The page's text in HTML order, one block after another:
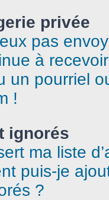
privée
pas
à
un pourriel
!
ignorés
ma liste
puis-je
?